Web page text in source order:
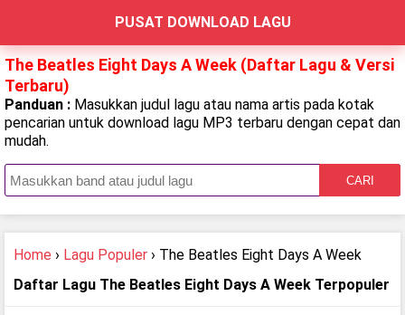
PUSAT DOWNLOAD LAGU
The Beatles Eight Days A Week (Daftar Lagu & Versi
Terbaru)
Panduan : Masukkan judul lagu atau nama artis pada kotak
pencarian untuk download lagu MP3 terbaru dengan cepat dan
mudah.
CARI
Home › Lagu Populer › The Beatles Eight Days A Week
Daftar Lagu The Beatles Eight Days A Week Terpopuler